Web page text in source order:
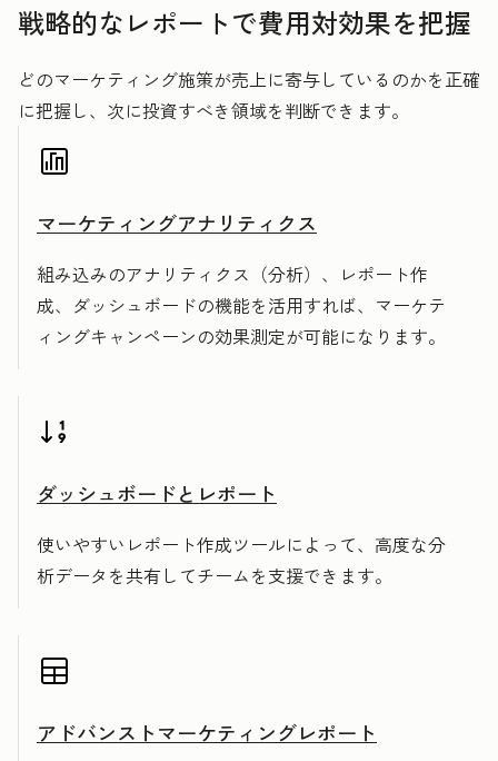
戦略的なレポートで費用対効果を把握
どのマーケティング施策が売上に寄与しているのかを正確
に把握し、次に投資すべき領域を判断できます。
マーケティングアナリティクス
組み込みのアナリティクス（分析）、レポート作
成、ダッシュボードの機能を活用すれば、マーケテ
ィングキャンペーンの効果測定が可能になります。
ダッシュボードとレポート
使いやすいレポート作成ツールによって、高度な分
析データを共有してチームを支援できます。
アドバンストマーケティングレポート